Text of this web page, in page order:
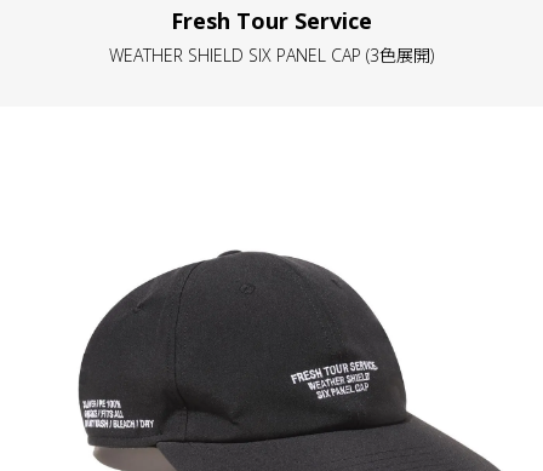
Fresh Tour Service
WEATHER SHIELD SIX PANEL CAP (3色展開)